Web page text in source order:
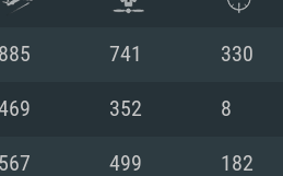
885 741 330
352 8
567 499 182